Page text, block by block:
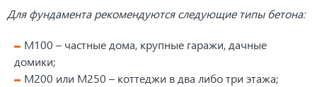
Для фундамента рекомендуются следующие типы бетона:
М100 – частные дома, крупные гаражи, дачные
домики;
М200 или М250 – коттеджи в два либо три этажа;